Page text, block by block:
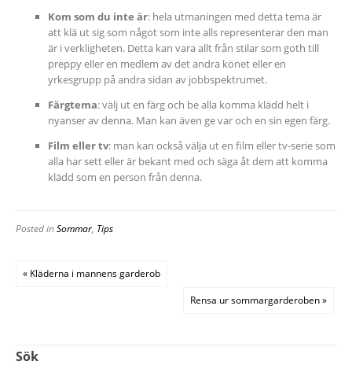
Kom som du inte är: hela utmaningen med detta tema är
att klä ut sig som något som inte alls representerar den man
är i verkligheten. Detta kan vara allt från stilar som goth till
preppy eller en medlem av det andra könet eller en
yrkesgrupp på andra sidan av jobbspektrumet.
Färgtema: välj ut en färg och be alla komma klädd helt i
nyanser av denna. Man kan även ge var och en sin egen färg.
Film eller tv: man kan också välja ut en film eller tv-serie som
alla har sett eller är bekant med och säga åt dem att komma
klädd som en person från denna.
Posted inSommar, Tips
« Kläderna i mannens garderob
Rensa ur sommargarderoben »
Sök